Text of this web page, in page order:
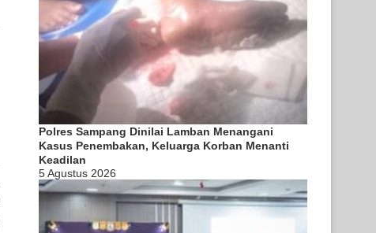
Polres Sampang Dinilai Lamban Menangani
Kasus Penembakan, Keluarga Korban Menanti
Keadilan
5 Agustus 2026